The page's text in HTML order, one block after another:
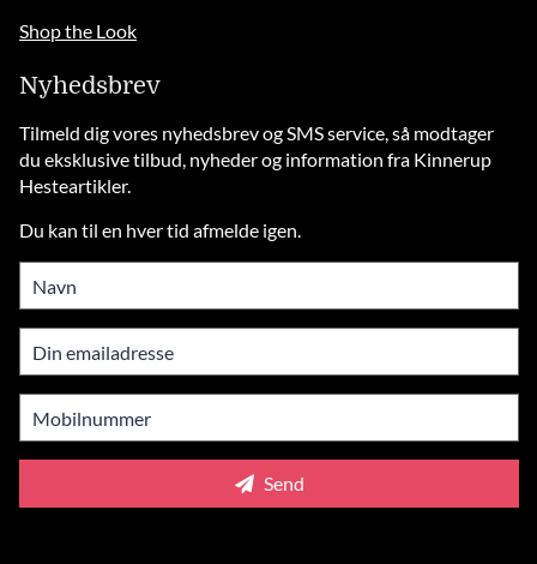
Shop the Look
Nyhedsbrev
Tilmeld dig vores nyhedsbrev og SMS service, så modtager
du eksklusive tilbud, nyheder og information fra Kinnerup
Hesteartikler.
Du kan til en hver tid afmelde igen.
Send